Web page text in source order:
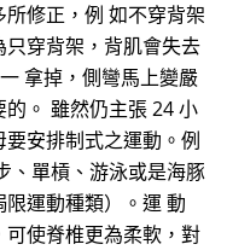
修正，例 如不穿背架
穿背架，背肌會失去
拿掉，側彎馬上變嚴
。 雖然仍主張 24 小
安排制式之運動。例
、單槓、游泳或是海豚
運動種類）。運 動
使脊椎更為柔軟，對